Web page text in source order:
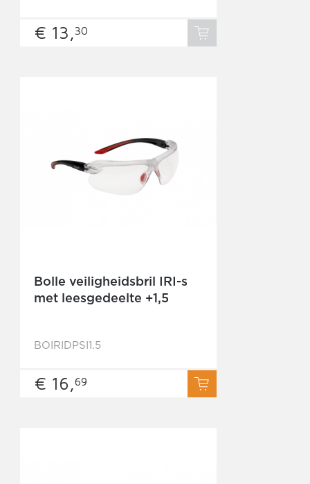
€ 13,30
Bolle veiligheidsbril IRI-s
met leesgedeelte +1,5
BOIRIDPSI1.5
€ 16,69